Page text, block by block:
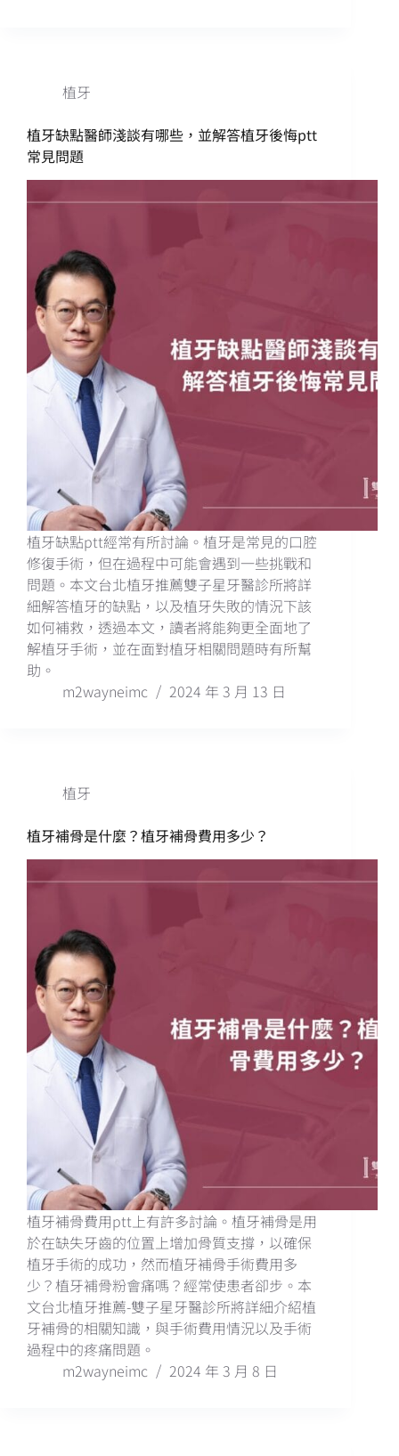
植牙
植牙缺點醫師淺談有哪些，並解答植牙後悔ptt
常見問題
植牙缺點ptt經常有所討論。植牙是常見的口腔
修復手術，但在過程中可能會遇到一些挑戰和
問題。本文台北植牙推薦雙子星牙醫診所將詳
細解答植牙的缺點，以及植牙失敗的情況下該
如何補救，透過本文，讀者將能夠更全面地了
解植牙手術，並在面對植牙相關問題時有所幫
助。
m2wayneimc
2024 年 3 月 13 日
植牙
植牙補骨是什麼？植牙補骨費用多少？
植牙補骨費用ptt上有許多討論。植牙補骨是用
於在缺失牙齒的位置上增加骨質支撐，以確保
植牙手術的成功，然而植牙補骨手術費用多
少？植牙補骨粉會痛嗎？經常使患者卻步。本
文台北植牙推薦-雙子星牙醫診所將詳細介紹植
牙補骨的相關知識，與手術費用情況以及手術
過程中的疼痛問題。
m2wayneimc
2024 年 3 月 8 日